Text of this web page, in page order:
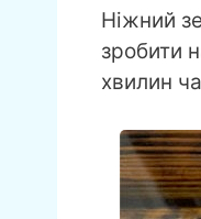
Ніжний
зробити
хвилин